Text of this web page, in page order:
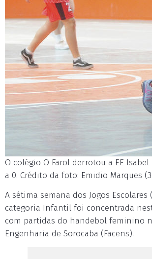
O colégio O Farol derrotou a EE
a 0. Crédito da foto: Emidio Marques
A sétima semana dos Jogos Escolares
categoria Infantil foi concentrada
com partidas do handebol feminino
Engenharia de Sorocaba (Facens).